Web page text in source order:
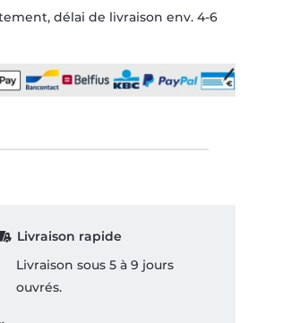
délai de livraison env. 4-6
Livraison rapide
Livraison sous 5 à 9 jours
ouvrés.